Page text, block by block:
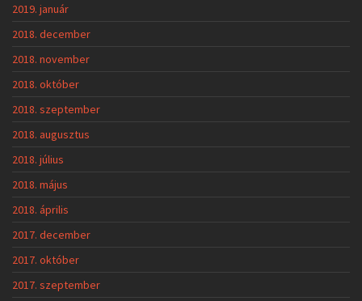
2019. január
2018. december
2018. november
2018. október
2018. szeptember
2018. augusztus
2018. július
2018. május
2018. április
2017. december
2017. október
2017. szeptember